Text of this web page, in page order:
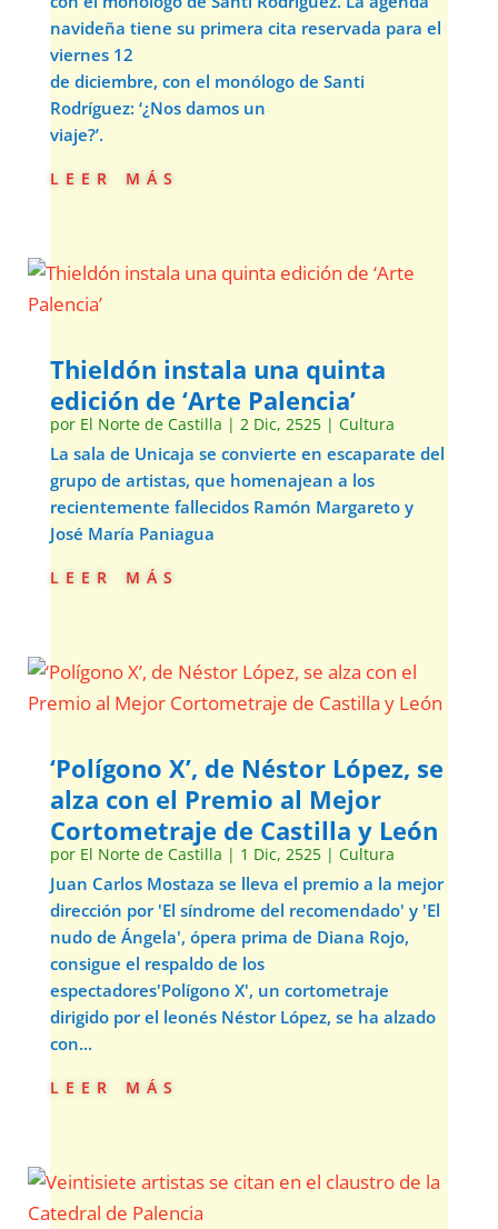
navideña tiene su primera cita reservada para el
viernes 12
de diciembre, con el monólogo de Santi
Rodríguez: ‘¿Nos damos un
viaje?’.
leer más
Thieldón instala una quinta
edición de ‘Arte Palencia’
por El Norte de Castilla | 2 Dic, 2525| Cultura
La sala de Unicaja se convierte en escaparate del
grupo de artistas, que homenajean a los
recientemente fallecidos Ramón Margareto y
José María Paniagua
leer más
‘Polígono X’, de Néstor López, se
alza con el Premio al Mejor
Cortometraje de Castilla y León
por El Norte de Castilla | 1 Dic, 2525| Cultura
Juan Carlos Mostaza se lleva el premio a la mejor
dirección por 'El síndrome del recomendado' y 'El
nudo de Ángela', ópera prima de Diana Rojo,
consigue el respaldo de los
espectadores'Polígono X', un cortometraje
dirigido por el leonés Néstor López, se ha alzado
con...
leer más